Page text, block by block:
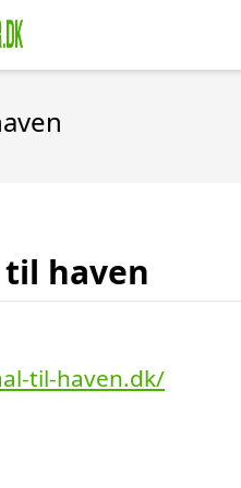
haven
til-haven.dk/